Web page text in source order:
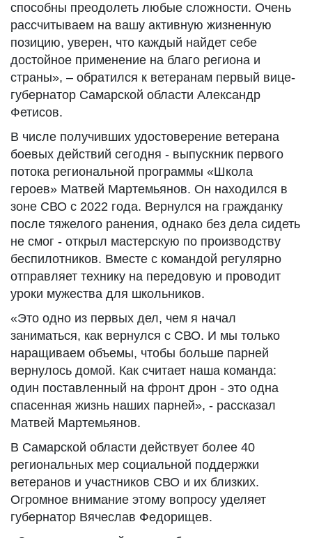
способны преодолеть любые сложности. Очень
рассчитываем на вашу активную жизненную
позицию, уверен, что каждый найдет себе
достойное применение на благо региона и
страны», – обратился к ветеранам первый вице-
губернатор Самарской области Александр
Фетисов.
В числе получивших удостоверение ветерана
боевых действий сегодня - выпускник первого
потока региональной программы «Школа
героев» Матвей Мартемьянов. Он находился в
зоне СВО с 2022 года. Вернулся на гражданку
после тяжелого ранения, однако без дела сидеть
не смог - открыл мастерскую по производству
беспилотников. Вместе с командой регулярно
отправляет технику на передовую и проводит
уроки мужества для школьников.
«Это одно из первых дел, чем я начал
заниматься, как вернулся с СВО. И мы только
наращиваем объемы, чтобы больше парней
вернулось домой. Как считает наша команда:
один поставленный на фронт дрон - это одна
спасенная жизнь наших парней», - рассказал
Матвей Мартемьянов.
В Самарской области действует более 40
региональных мер социальной поддержки
ветеранов и участников СВО и их близких.
Огромное внимание этому вопросу уделяет
губернатор Вячеслав Федорищев.